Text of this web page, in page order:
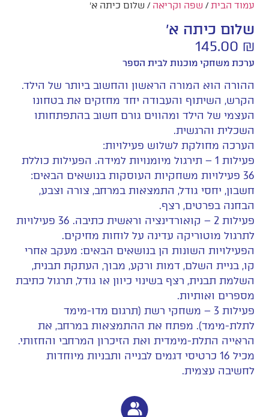
עמוד הבית/ שפה וקריאה / שלום כיתה א'
שלום כיתה א'
145.00 ₪
ערכת משחקי מוכנות לבית הספר
ההורה הוא המורה הראשון והחשוב ביותר של הילד.
הקרש, השיתוף והעבודה יחד מחזקים את בטחונו
העצמי של הילד ומהווים גורם חשוב בהתפתחותו
השכלית והרגשית.
הערכה מחולקת לשלוש פעילויות:
פעילות 1 – תירגול מיומנויות למידה. הפעילות כוללת
36 פעילויות משחקיות העוסקות בנושאים הבאים:
חשבון, יחסי גודל, התמצאות במרחב, צורה וצבע,
הבחנה בפרטים, רצף.
פעילות 2 – קואורדינציה וראשית כתיבה. 36 פעילויות
לתרגול מוטוריקה עדינה על לוחות מחיקים.
הפעילויות השונות הן בנושאים הבאים: מעקב אחרי
קו, בניית השלם, דמות ורקע, מבוך, העתקת תבנית,
השלמת תבנית, רצף בשינוי כיוון או גודל, תרגול כתיבת
מספרים ואותיות.
פעילות 3 – משחקי רשת (תרגום מדו-מימד
לתלת-מימד). מפתח את ההתמצאות במרחב, את
הראייה התלת-מימדית ואת הזיכרון המרחבי והחזותי.
מכיל 16 כרטיסי דגמים לבנייה ותבניות מיוחדות
לחשיבה עצמית.